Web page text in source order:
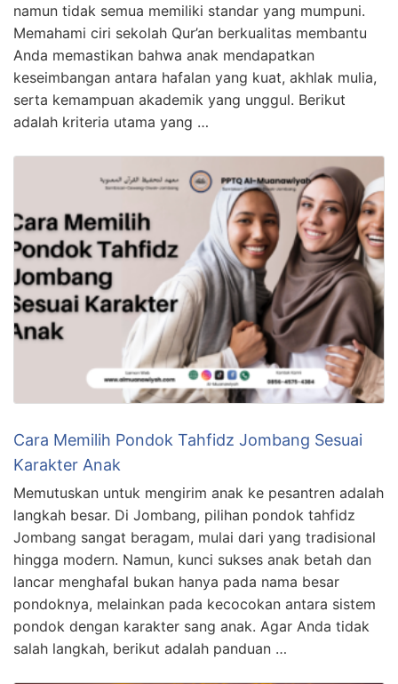
namun tidak semua memiliki standar yang mumpuni.
Memahami ciri sekolah Qur’an berkualitas membantu
Anda memastikan bahwa anak mendapatkan
keseimbangan antara hafalan yang kuat, akhlak mulia,
serta kemampuan akademik yang unggul. Berikut
adalah kriteria utama yang …
Cara Memilih Pondok Tahfidz Jombang Sesuai
Karakter Anak
Memutuskan untuk mengirim anak ke pesantren adalah
langkah besar. Di Jombang, pilihan pondok tahfidz
Jombang sangat beragam, mulai dari yang tradisional
hingga modern. Namun, kunci sukses anak betah dan
lancar menghafal bukan hanya pada nama besar
pondoknya, melainkan pada kecocokan antara sistem
pondok dengan karakter sang anak. Agar Anda tidak
salah langkah, berikut adalah panduan …